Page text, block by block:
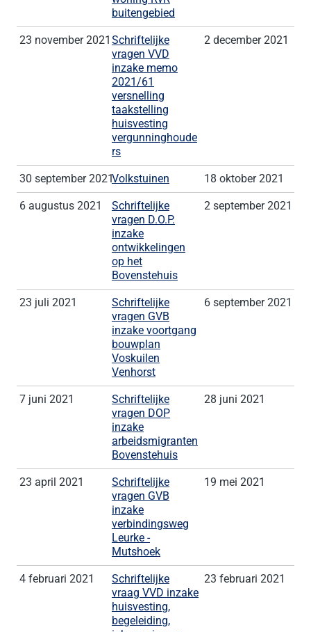
buitengebied
23 november 2021 Schriftelijke
vragen VVD
inzake memo
2021/61
versnelling
taakstelling
huisvesting
vergunninghoude
rs
2 december 2021
30 september 2021Volkstuinen 18 oktober 2021
6 augustus 2021
Schriftelijke
vragen D.O.P.
inzake
ontwikkelingen
op het
Bovenstehuis
2 september 2021
23 juli 2021
Schriftelijke
vragen GVB
inzake voortgang
bouwplan
Voskuilen
Venhorst
6 september 2021
7 juni 2021
Schriftelijke
vragen DOP
inzake
arbeidsmigranten
Bovenstehuis
28 juni 2021
23 april 2021
Schriftelijke
vragen GVB
inzake
verbindingsweg
Leurke -
Mutshoek
19 mei 2021
4 februari 2021
Schriftelijke
vraag VVD inzake
huisvesting,
begeleiding,
23 februari 2021